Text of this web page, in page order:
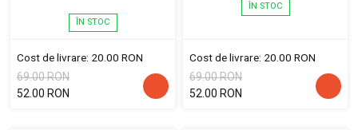
ÎN STOC
Cost de livrare: 20.00 RON
69.00 RON
52.00 RON
ÎN STOC
Cost de livrare: 20.00 RON
69.00 RON
52.00 RON